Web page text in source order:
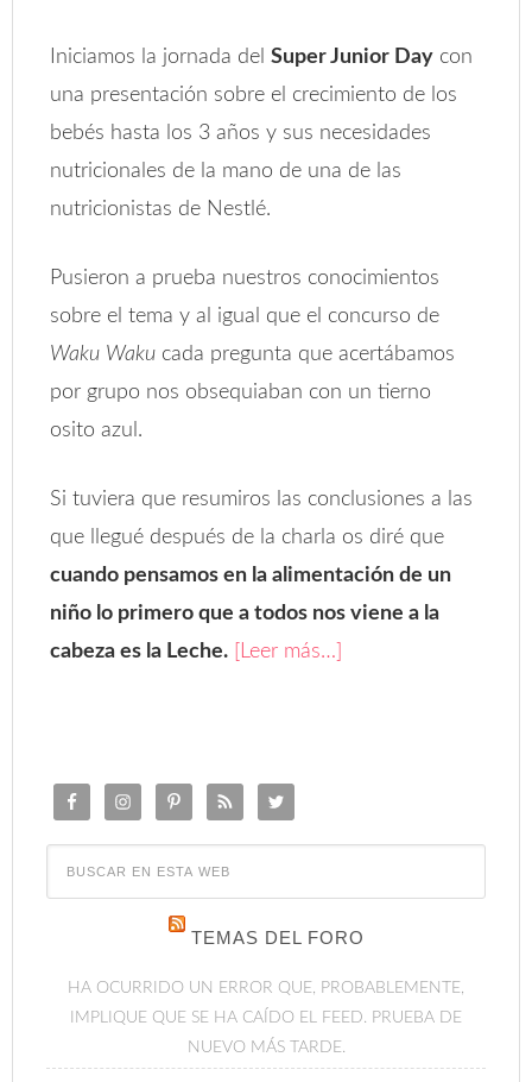
Iniciamos la jornada delSuper Junior Day con
una presentación sobre el crecimiento de los
bebés hasta los 3 años y sus necesidades
nutricionales de la mano de una de las
nutricionistas de Nestlé.
Pusieron a prueba nuestros conocimientos
sobre el tema y al igual que el concurso de
Waku Waku cada pregunta que acertábamos
por grupo nos obsequiaban con un tierno
osito azul.
Si tuviera que resumiros las conclusiones a las
que llegué después de la charla os diré que
cuando pensamos en la alimentación de un
niño lo primero que a todos nos viene a la
cabeza es la Leche.
[Leer más…]
TEMAS DEL FORO
HA OCURRIDO UN ERROR QUE, PROBABLEMENTE,
IMPLIQUE QUE SE HA CAÍDO EL FEED. PRUEBA DE
NUEVO MÁS TARDE.